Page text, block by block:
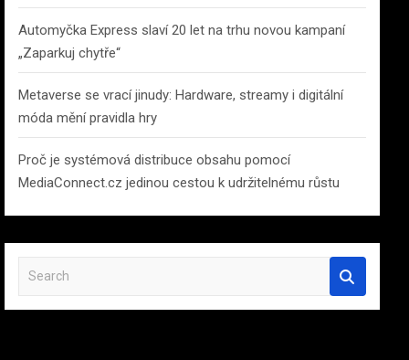
Automyčka Express slaví 20 let na trhu novou kampaní
„Zaparkuj chytře“
Metaverse se vrací jinudy: Hardware, streamy i digitální
móda mění pravidla hry
Proč je systémová distribuce obsahu pomocí
MediaConnect.cz jedinou cestou k udržitelnému růstu
a